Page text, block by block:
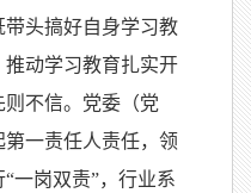
头搞好自身学习教
动学习教育扎实开
不信。党委（党
一责任人责任，领
一岗双责”，行业系